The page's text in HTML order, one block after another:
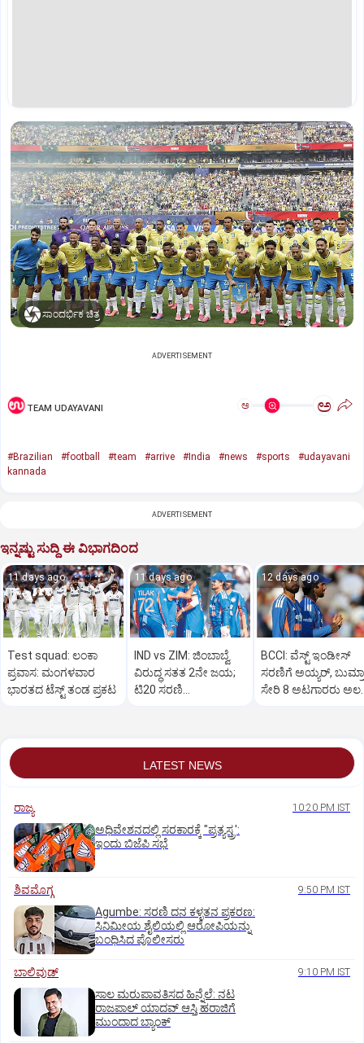
ಸಾಂದರ್ಭಿಕ ಚಿತ್ರ
ADVERTISEMENT
TEAM UDAYAVANI ಅ ಅ
#Brazilian #football #team #arrive #India #news #sports
#udayavani
kannada
ADVERTISEMENT
ಇನ್ನಷ್ಟು ಸುದ್ದಿ ಈ ವಿಭಾಗದಿಂದ
11 days ago
Test squad: ಲಂಕಾ
ಪ್ರವಾಸ: ಮಂಗಳವಾರ
ಭಾರತದ ಟೆಸ್ಟ್‌ ತಂಡ ಪ್ರಕಟ
11 days ago
IND vs ZIM: ಜಿಂಬಾಬ್ವೆ
ವಿರುದ್ಧ ಸತತ 2ನೇ ಜಯ;
ಟಿ20 ಸರಣಿ
12 days ago
BCCI: ವೆಸ್ಟ್‌ ಇಂಡೀಸ್‌
ಸರಣಿಗೆ ಅಯ್ಯರ್‌, ಬುಮ್ರಾ
ಸೇರಿ 8 ಅಟಗಾರರು
LATEST NEWS
ರಾಜ್ಯ 10:20 PM IST
ಅಧಿವೇಶನದಲ್ಲಿ ಸರಕಾರಕ್ಕೆ "ಪ್ರತ್ಯಸ್ತ್ರ':
ಇಂದು ಬಿಜೆಪಿ ಸಭೆ
ಶಿವಮೊಗ್ಗ 9:50 PM IST
Agumbe: ಸರಣಿ ದನ ಕಳ್ಳತನ ಪ್ರಕರಣ:
ಸಿನಿಮೀಯ ಶೈಲಿಯಲ್ಲಿ ಆರೋಪಿಯನ್ನು
ಬಂಧಿಸಿದ ಪೊಲೀಸರು
ಬಾಲಿವುಡ್‌ 9:10 PM IST
ಸಾಲ ಮರುಪಾವತಿಸದ ಹಿನ್ನೆಲೆ: ನಟ
ರಾಜಪಾಲ್ ಯಾದವ್‌ ಆಸ್ತಿ ಹರಾಜಿಗೆ
ಮುಂದಾದ ಬ್ಯಾಂಕ್